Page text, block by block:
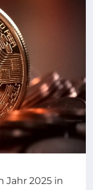
2025 in